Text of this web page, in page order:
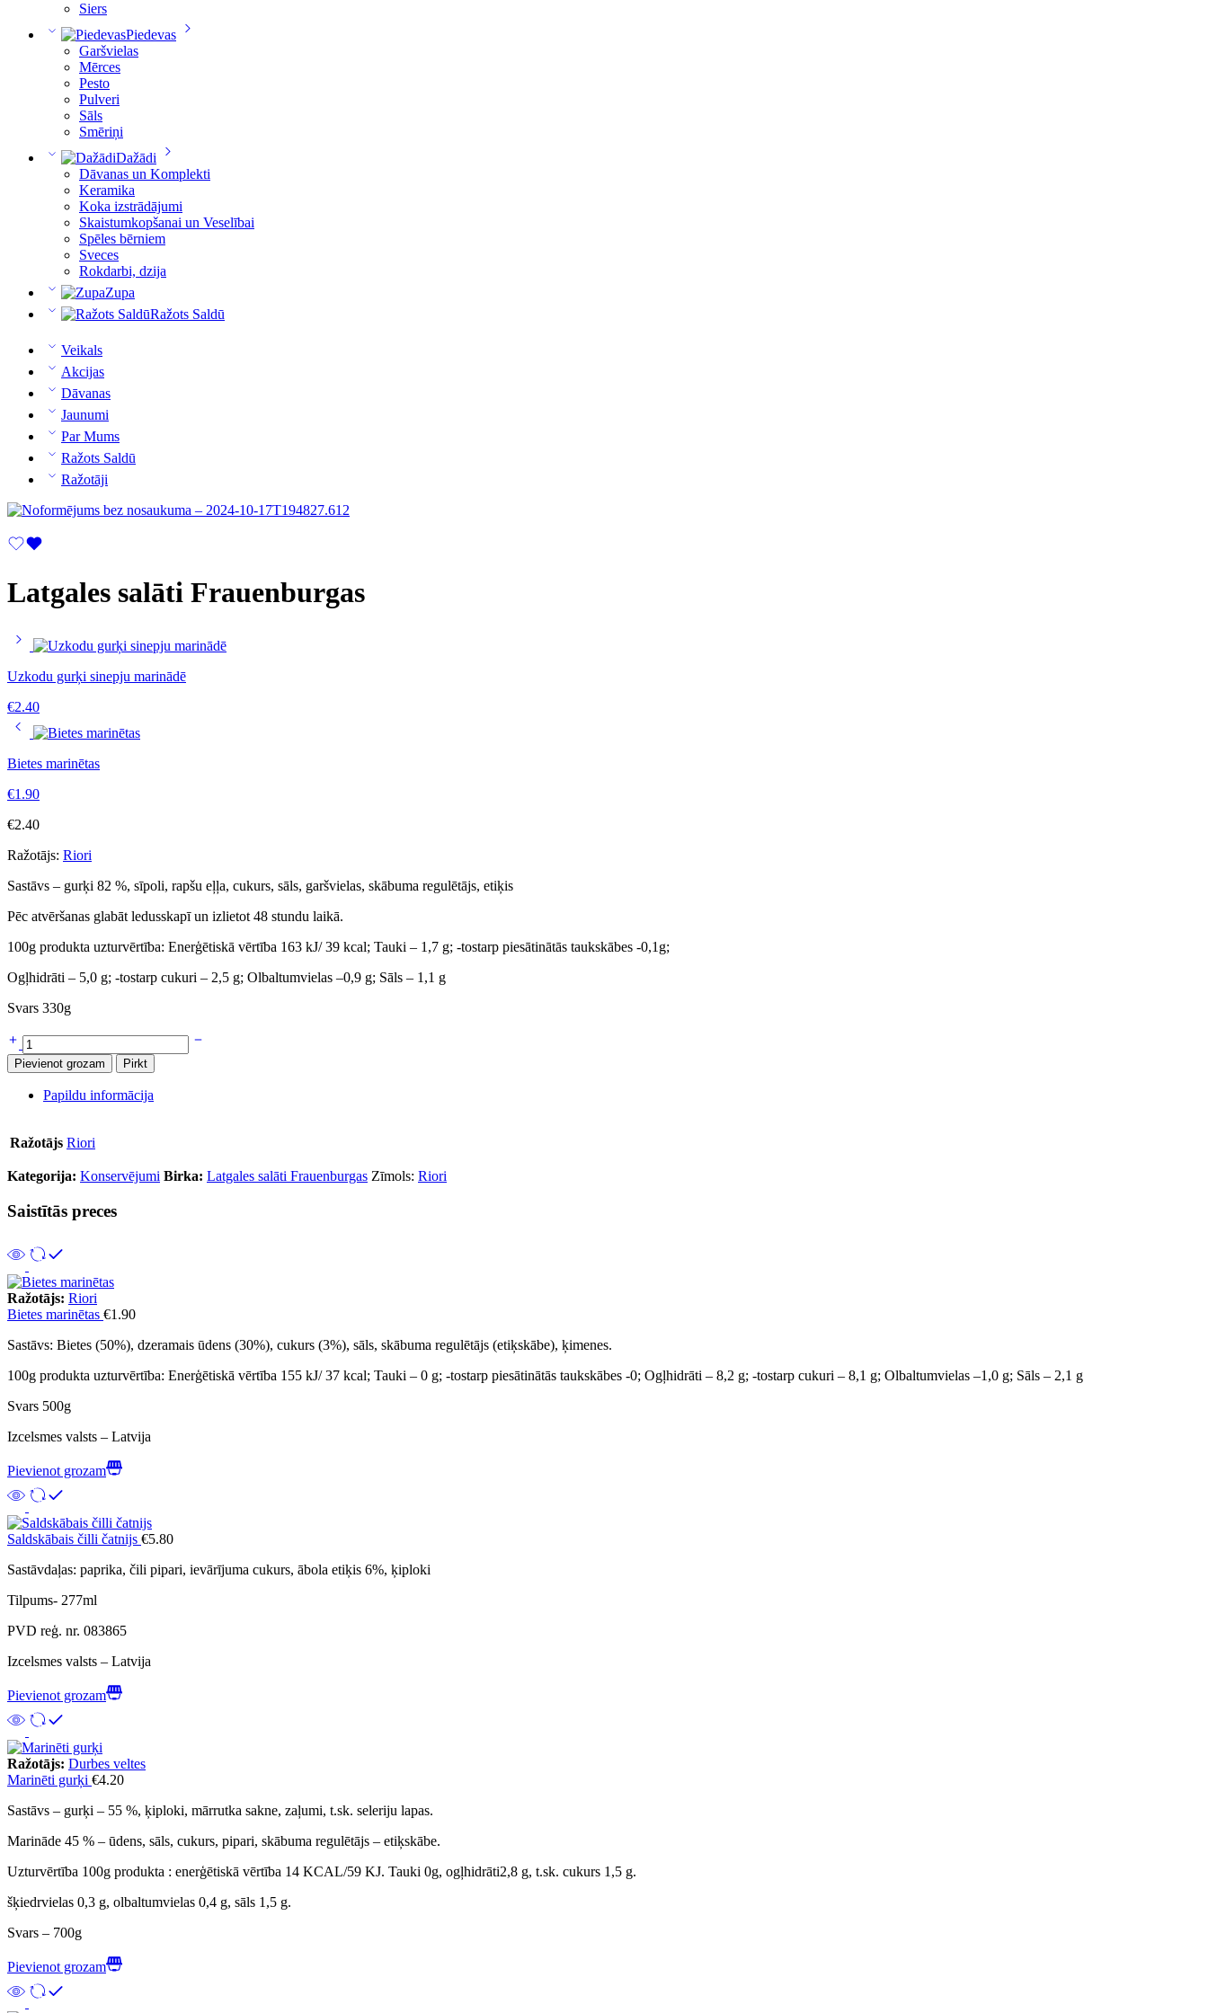
Siers
Piedevas
Garšvielas
Mērces
Pesto
Pulveri
Sāls
Smēriņi
Dažādi
Dāvanas un Komplekti
Keramika
Koka izstrādājumi
Skaistumkopšanai un Veselībai
Spēles bērniem
Sveces
Rokdarbi, dzija
Zupa
Ražots Saldū
Veikals
Akcijas
Dāvanas
Jaunumi
Par Mums
Ražots Saldū
Ražotāji
Latgales salāti Frauenburgas
Uzkodu gurķi sinepju marinādē
€2.40
Bietes marinētas
€1.90
€2.40
Ražotājs: Riori
Sastāvs – gurķi 82 %, sīpoli, rapšu eļļa, cukurs, sāls, garšvielas, skābuma regulētājs, etiķis
Pēc atvēršanas glabāt ledusskapī un izlietot 48 stundu laikā.
100g produkta uzturvērtība: Enerģētiskā vērtība 163 kJ/ 39 kcal; Tauki – 1,7 g; -tostarp piesātinātās taukskābes -0,1g;
Ogļhidrāti – 5,0 g; -tostarp cukuri – 2,5 g; Olbaltumvielas –0,9 g; Sāls – 1,1 g
Svars 330g
Pievienot grozam Pirkt
Papildu informācija
Ražotājs Riori
Kategorija: Konservējumi Birka: Latgales salāti Frauenburgas Zīmols: Riori
Saistītās preces
Ražotājs: Riori
Bietes marinētas €1.90
Sastāvs: Bietes (50%), dzeramais ūdens (30%), cukurs (3%), sāls, skābuma regulētājs (etiķskābe), ķimenes.
100g produkta uzturvērtība: Enerģētiskā vērtība 155 kJ/ 37 kcal; Tauki – 0 g; -tostarp piesātinātās taukskābes -0; Ogļhidrāti – 8,2 g; -tostarp cukuri – 8,1 g; Olbaltumvielas –1,0 g; Sāls – 2,1 g
Svars 500g
Izcelsmes valsts – Latvija
Pievienot grozam
Saldskābais čilli čatnijs €5.80
Sastāvdaļas: paprika, čili pipari, ievārījuma cukurs, ābola etiķis 6%, ķiploki
Tilpums- 277ml
PVD reģ. nr. 083865
Izcelsmes valsts – Latvija
Pievienot grozam
Ražotājs: Durbes veltes
Marinēti gurķi €4.20
Sastāvs – gurķi – 55 %, ķiploki, mārrutka sakne, zaļumi, t.sk. seleriju lapas.
Marināde 45 % – ūdens, sāls, cukurs, pipari, skābuma regulētājs – etiķskābe.
Uzturvērtība 100g produkta : enerģētiskā vērtība 14 KCAL/59 KJ. Tauki 0g, ogļhidrāti2,8 g, t.sk. cukurs 1,5 g.
šķiedrvielas 0,3 g, olbaltumvielas 0,4 g, sāls 1,5 g.
Svars – 700g
Pievienot grozam